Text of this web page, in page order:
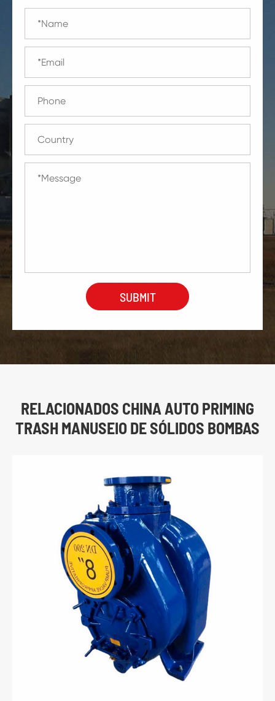
RELACIONADOS CHINA AUTO PRIMING
TRASH MANUSEIO DE SÓLIDOS BOMBAS